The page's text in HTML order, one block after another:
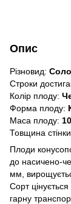
Опис
Різновид:
Строки
Колір плоду:
Форма плоду:
Маса плоду:
Товщина
Плоди
до насичено-
мм,
Сорт цінується
гарну